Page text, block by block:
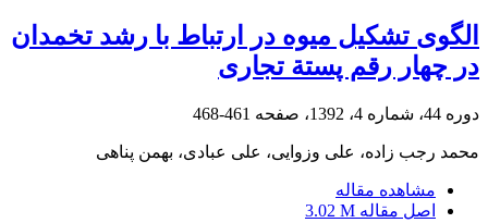
الگوی تشکیل میوه در ارتباط با رشد تخمدان
در چهار ‌رقم پستة تجاری
دوره 44، شماره 4، 1392، صفحه 461-468
محمد رجب زاده، علی وزوایی، علی عبادی، بهمن پناهی
مشاهده مقاله
اصل مقاله 3.02 M